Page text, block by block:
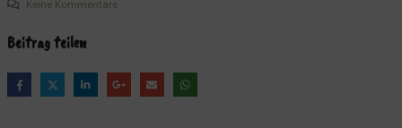
Keine Kommentare
Beitrag teilen